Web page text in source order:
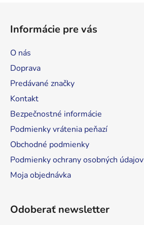
Informácie pre vás
O nás
Doprava
Predávané značky
Kontakt
Bezpečnostné informácie
Podmienky vrátenia peňazí
Obchodné podmienky
Podmienky ochrany osobných údajov
Moja objednávka
Odoberať newsletter